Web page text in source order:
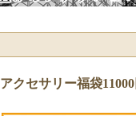
アクセサリー福袋